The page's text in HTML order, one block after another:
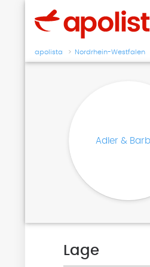
apolista Nordrhein-Westfalen
Lage